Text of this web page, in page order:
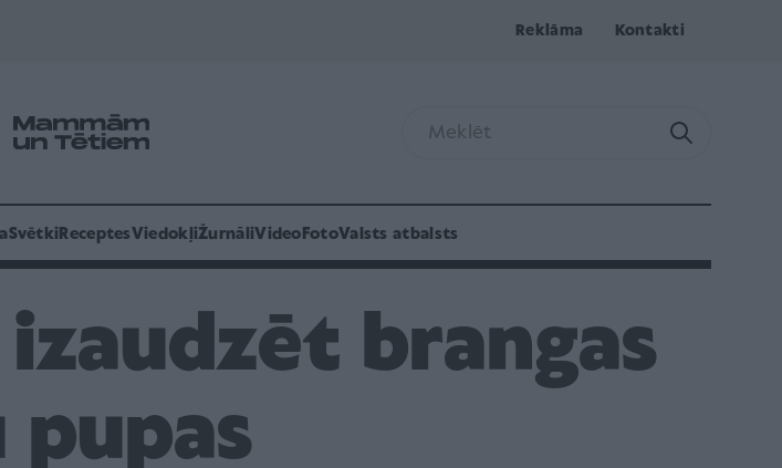
Reklāma Kontakti
Svētki ReceptesViedokļiŽurnāliVideo FotoValsts atbalsts
brangas
pupas